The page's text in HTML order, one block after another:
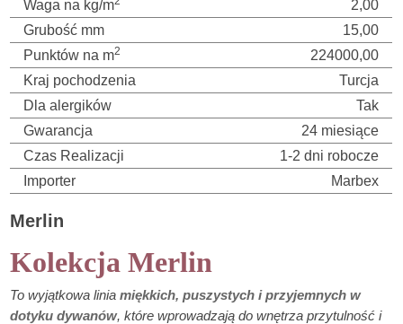
Waga na kg/m
2,00
Grubość mm
15,00
Punktów na m2
224000,00
Kraj pochodzenia
Turcja
Dla alergików
Tak
Gwarancja
24 miesiące
Czas Realizacji
1-2 dni robocze
Importer
Marbex
Merlin
Kolekcja Merlin
To wyjątkowa liniamiękkich, puszystych i przyjemnych w
dotyku dywanów, które wprowadzają do wnętrza przytulność i